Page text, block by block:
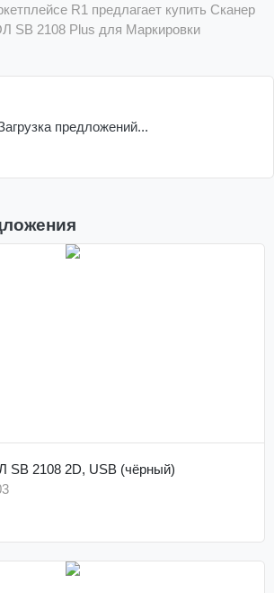
R1 предлагает купить Сканер
SB 2108 Plus для Маркировки
предложений...
2108 2D, USB (чёрный)